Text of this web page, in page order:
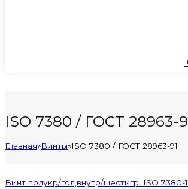
ISO 7380 / ГОСТ 28963-
Главная»Винты»ISO 7380 / ГОСТ 28963-91
Винт полукр/гол,внутр/шестигр. ISO 7380-